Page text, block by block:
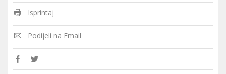
Isprintaj
Podijeli na Email